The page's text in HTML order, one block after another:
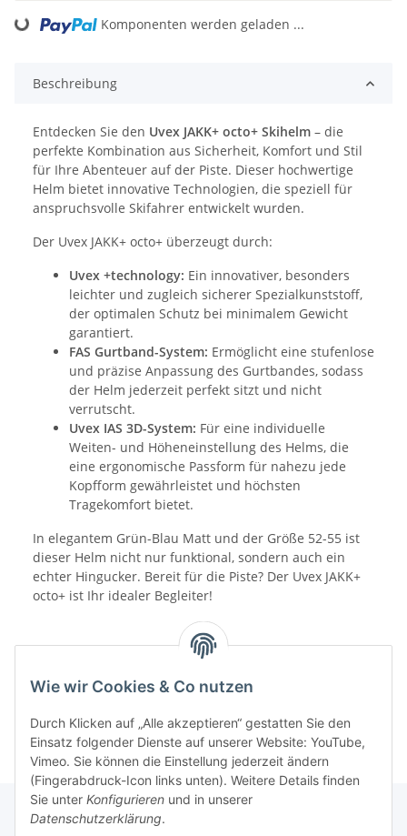
Wie wir Cookies & Co nutzen
Durch Klicken auf „Alle akzeptieren“ gestatten Sie den
Einsatz folgender Dienste auf unserer Website: YouTube,
Vimeo. Sie können die Einstellung jederzeit ändern
(Fingerabdruck-Icon links unten). Weitere Details finden
Sie unter Konfigurieren und in unserer
Datenschutzerklärung.
Loading... Komponenten werden geladen ...
Beschreibung
Entdecken Sie den Uvex JAKK+ octo+ Skihelm – die
perfekte Kombination aus Sicherheit, Komfort und Stil
für Ihre Abenteuer auf der Piste. Dieser hochwertige
Helm bietet innovative Technologien, die speziell für
anspruchsvolle Skifahrer entwickelt wurden.
Der Uvex JAKK+ octo+ überzeugt durch:
Uvex +technology: Ein innovativer, besonders
leichter und zugleich sicherer Spezialkunststoff,
der optimalen Schutz bei minimalem Gewicht
garantiert.
FAS Gurtband-System: Ermöglicht eine stufenlose
und präzise Anpassung des Gurtbandes, sodass
der Helm jederzeit perfekt sitzt und nicht
verrutscht.
Uvex IAS 3D-System: Für eine individuelle
Weiten- und Höheneinstellung des Helms, die
eine ergonomische Passform für nahezu jede
Kopfform gewährleistet und höchsten
Tragekomfort bietet.
In elegantem Grün-Blau Matt und der Größe 52-55 ist
dieser Helm nicht nur funktional, sondern auch ein
echter Hingucker. Bereit für die Piste? Der Uvex JAKK+
octo+ ist Ihr idealer Begleiter!